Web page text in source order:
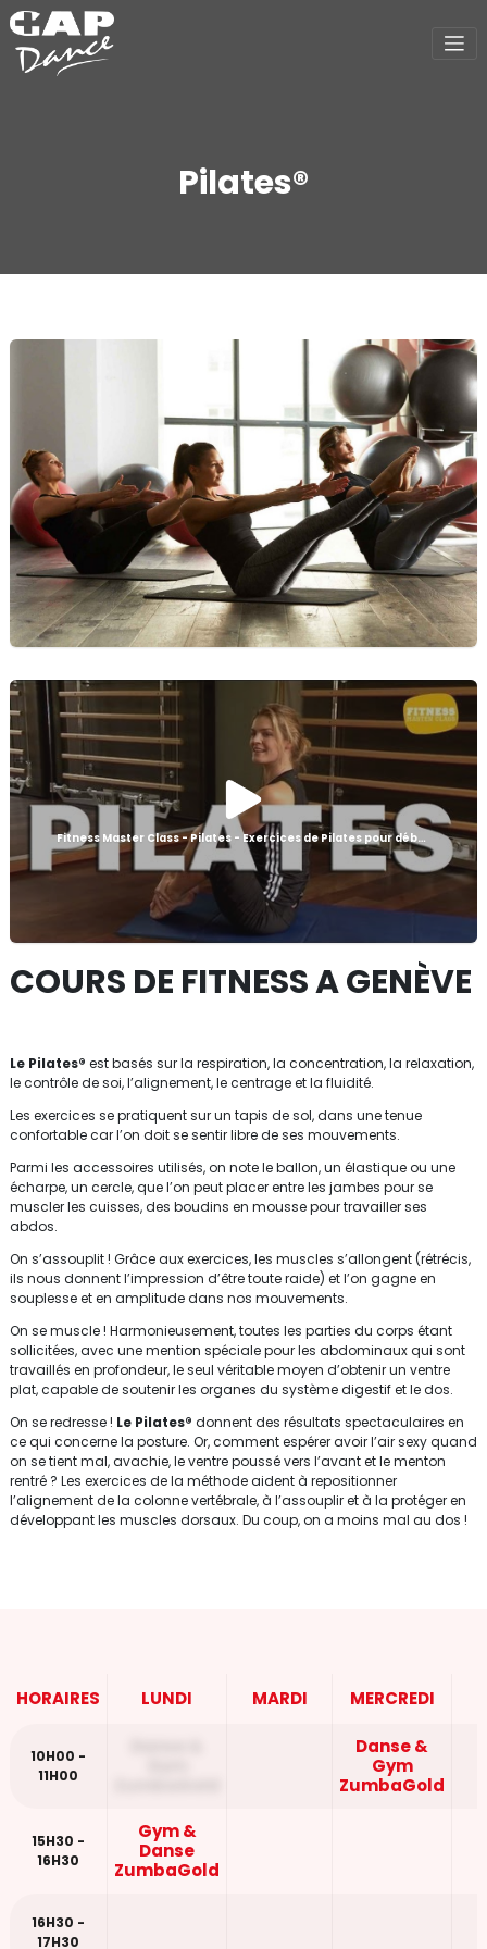
Pilates®
Fitness Master Class - Pilates - Exercices de Pilates pour débutant
COURS DE FITNESS A GENÈVE
Le Pilates® est basés sur la respiration, la concentration, la relaxation,
le contrôle de soi, l’alignement, le centrage et la fluidité.
Les exercices se pratiquent sur un tapis de sol, dans une tenue
confortable car l’on doit se sentir libre de ses mouvements.
Parmi les accessoires utilisés, on note le ballon, un élastique ou une
écharpe, un cercle, que l’on peut placer entre les jambes pour se
muscler les cuisses, des boudins en mousse pour travailler ses
abdos.
On s’assouplit ! Grâce aux exercices, les muscles s’allongent (rétrécis,
ils nous donnent l’impression d’être toute raide) et l’on gagne en
souplesse et en amplitude dans nos mouvements.
On se muscle ! Harmonieusement, toutes les parties du corps étant
sollicitées, avec une mention spéciale pour les abdominaux qui sont
travaillés en profondeur, le seul véritable moyen d’obtenir un ventre
plat, capable de soutenir les organes du système digestif et le dos.
On se redresse ! Le Pilates® donnent des résultats spectaculaires en
ce qui concerne la posture. Or, comment espérer avoir l’air sexy quand
on se tient mal, avachie, le ventre poussé vers l’avant et le menton
rentré ? Les exercices de la méthode aident à repositionner
l’alignement de la colonne vertébrale, à l’assouplir et à la protéger en
développant les muscles dorsaux. Du coup, on a moins mal au dos !
HORAIRES LUNDI MARDI MERCREDI
10H00 -
11H00
Danse &
Gym
ZumbaGold
15H30 -
16H30
Gym &
Danse
ZumbaGold
16H30 -
17H30